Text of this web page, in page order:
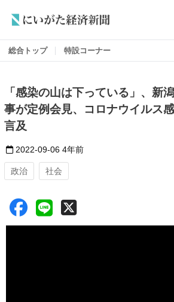
総合トップ 特設コーナー
「感染の山は下っている」、新
事が定例会見、コロナウイルス
言及
2022-09-06 4年前
政治 社会